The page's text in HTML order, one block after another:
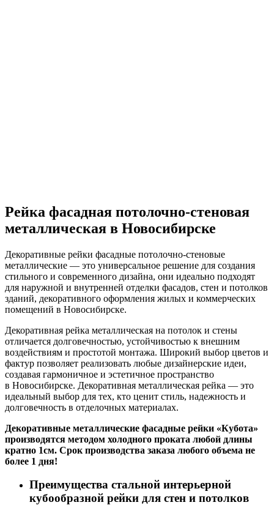
Рейка фасадная потолочно-стеновая
металлическая в Новосибирске
Декоративные рейки фасадные потолочно-стеновые
металлические — это универсальное решение для создания
стильного и современного дизайна, они идеально подходят
для наружной и внутренней отделки фасадов, стен и потолков
зданий, декоративного оформления жилых и коммерческих
помещений в Новосибирске.
Декоративная рейка металлическая на потолок и стены
отличается долговечностью, устойчивостью к внешним
воздействиям и простотой монтажа. Широкий выбор цветов и
фактур позволяет реализовать любые дизайнерские идеи,
создавая гармоничное и эстетичное пространство
в Новосибирске. Декоративная металлическая рейка — это
идеальный выбор для тех, кто ценит стиль, надежность и
долговечность в отделочных материалах.
Декоративные металлические фасадные рейки «Кубота»
производятся методом холодного проката любой длины
кратно 1см. Срок производства заказа любого объема не
более 1 дня!
Преимущества стальной интерьерной
кубообразной рейки для стен и потолков